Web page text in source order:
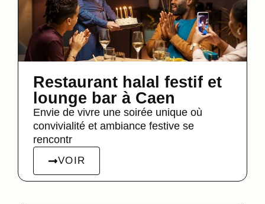
Restaurant halal festif et
lounge bar à Caen
Envie de vivre une soirée unique où
convivialité et ambiance festive se
rencontr
VOIR